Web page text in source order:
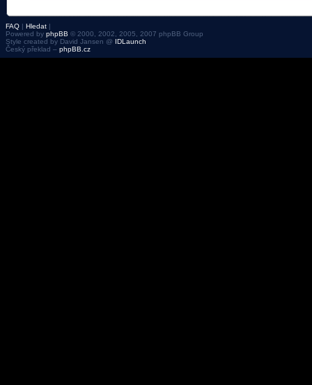
FAQ | Hledat |
Powered by phpBB © 2000, 2002, 2005, 2007 phpBB Group
Style created by David Jansen @ IDLaunch
Český překlad – phpBB.cz